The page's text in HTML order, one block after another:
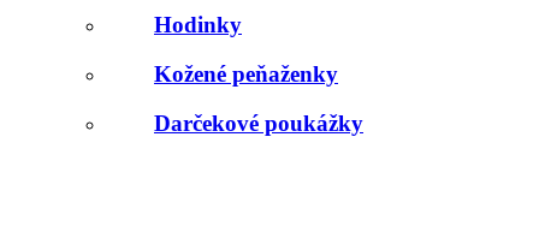
Hodinky
Kožené peňaženky
Darčekové poukážky